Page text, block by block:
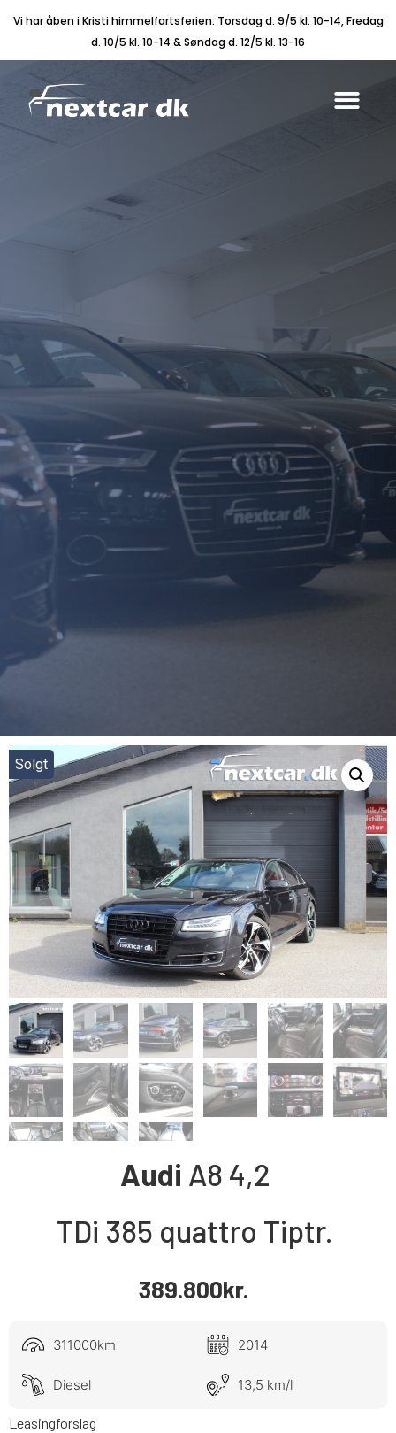
Vi har åben i Kristi himmelfartsferien: Torsdag d. 9/5 kl. 10-14, Fredag
d. 10/5 kl. 10-14 & Søndag d. 12/5 kl. 13-16
Solgt
Audi A8 4,2
TDi 385 quattro Tiptr.
389.800kr.
311000km 2014
Diesel 13,5 km/l
Leasingforslag